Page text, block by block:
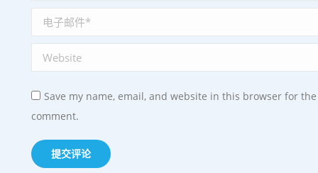
电子邮件 *
Website
Save my name, email, and website in this browser for
comment.
提交评论